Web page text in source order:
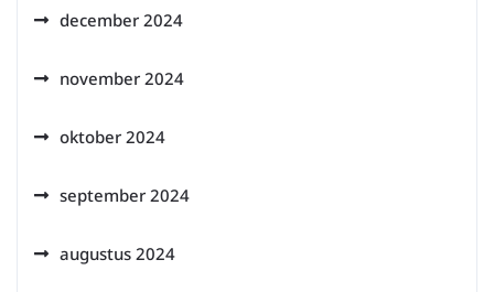
december 2024
november 2024
oktober 2024
september 2024
augustus 2024